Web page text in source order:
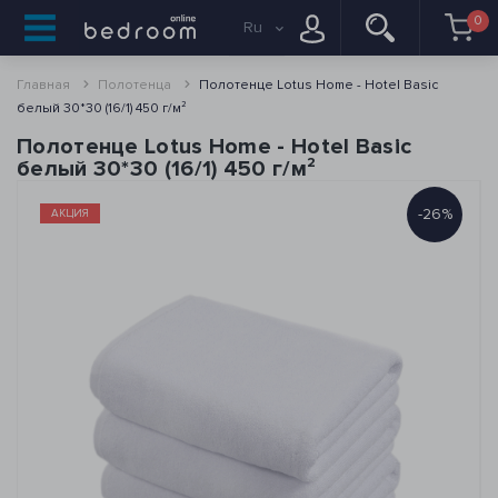
Ru 0
Главная Полотенца
Полотенце Lotus Home - Hotel Basic
белый 30*30 (16/1) 450 г/м²
Полотенце Lotus Home - Hotel Basic
белый 30*30 (16/1) 450 г/м²
-26%
АКЦИЯ